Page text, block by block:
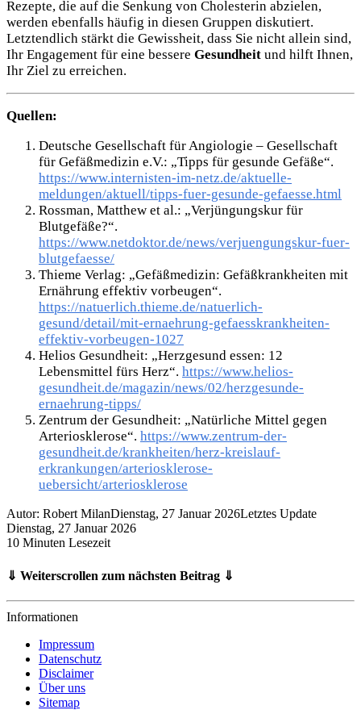
Rezepte, die auf die Senkung von Cholesterin abzielen,
werden ebenfalls häufig in diesen Gruppen diskutiert.
Letztendlich stärkt die Gewissheit, dass Sie nicht allein sind,
Ihr Engagement für eine bessere Gesundheit und hilft Ihnen,
Ihr Ziel zu erreichen.
Quellen:
Deutsche Gesellschaft für Angiologie – Gesellschaft
für Gefäßmedizin e.V.: „Tipps für gesunde Gefäße“.
https://www.internisten-im-netz.de/aktuelle-
meldungen/aktuell/tipps-fuer-gesunde-gefaesse.html
Rossman, Matthew et al.: „Verjüngungskur für
Blutgefäße?“.
https://www.netdoktor.de/news/verjuengungskur-fuer-
blutgefaesse/
Thieme Verlag: „Gefäßmedizin: Gefäßkrankheiten mit
Ernährung effektiv vorbeugen“.
https://natuerlich.thieme.de/natuerlich-
gesund/detail/mit-ernaehrung-gefaesskrankheiten-
effektiv-vorbeugen-1027
Helios Gesundheit: „Herzgesund essen: 12
Lebensmittel fürs Herz“. https://www.helios-
gesundheit.de/magazin/news/02/herzgesunde-
ernaehrung-tipps/
Zentrum der Gesundheit: „Natürliche Mittel gegen
Arteriosklerose“. https://www.zentrum-der-
gesundheit.de/krankheiten/herz-kreislauf-
erkrankungen/arteriosklerose-
uebersicht/arteriosklerose
Autor: Robert MilanDienstag, 27 Januar 2026Letztes Update
Dienstag, 27 Januar 2026
10 Minuten Lesezeit
⇓ Weiterscrollen zum nächsten Beitrag ⇓
Informationen
Impressum
Datenschutz
Disclaimer
Über uns
Sitemap